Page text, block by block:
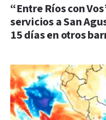
“Entre Ríos con
servicios a San
15 días en otros